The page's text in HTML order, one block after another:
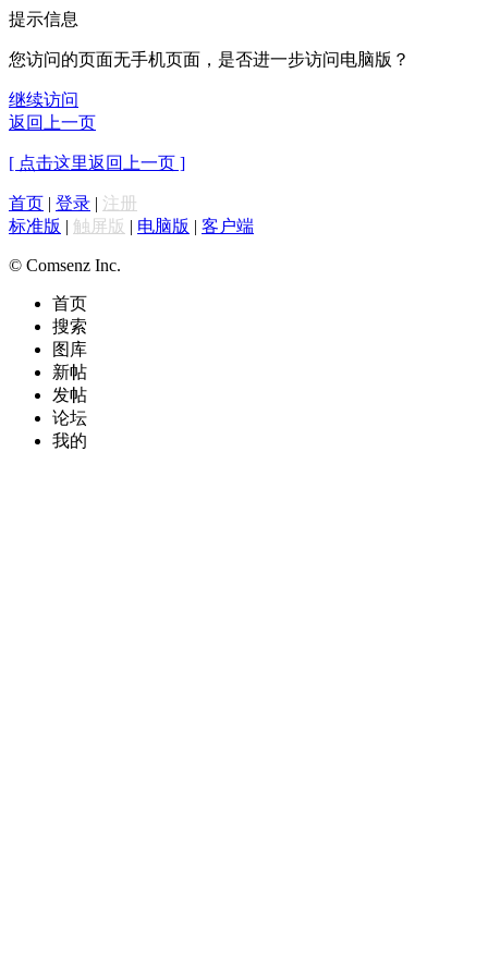
提示信息
您访问的页面无手机页面，是否进一步访问电脑版？
继续访问
返回上一页
[ 点击这里返回上一页 ]
首页 | 登录 | 注册
标准版 | 触屏版 | 电脑版 | 客户端
© Comsenz Inc.
首页
搜索
图库
新帖
发帖
论坛
我的